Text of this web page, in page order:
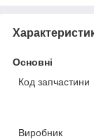
Основні
Код запчастини
Виробник